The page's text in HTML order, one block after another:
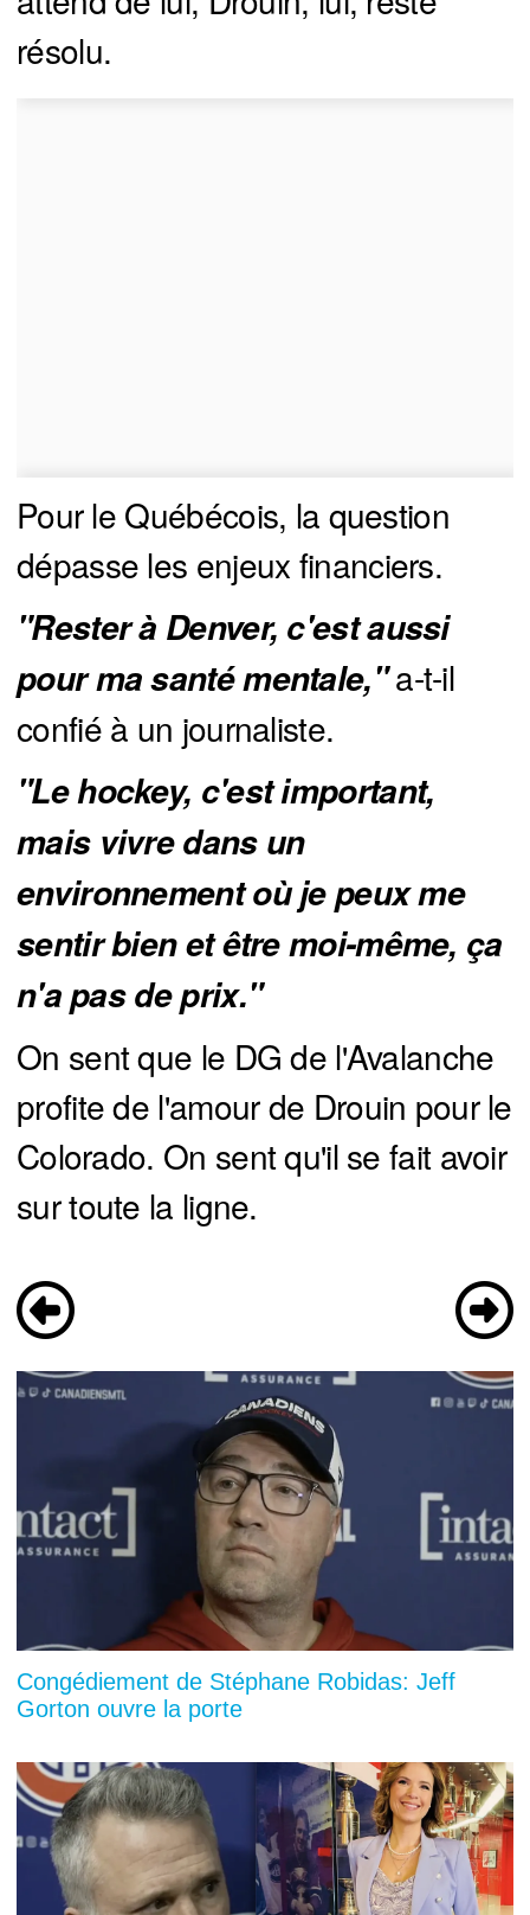
résolu.
Pour le Québécois, la question
dépasse les enjeux financiers.
"Rester à Denver, c'est aussi
pour ma santé mentale,"a-t-il
confié à un journaliste.
"Le hockey, c'est important,
mais vivre dans un
environnement où je peux me
sentir bien et être moi-même, ça
n'a pas de prix."
On sent que le DG de l'Avalanche
profite de l'amour de Drouin pour le
Colorado. On sent qu'il se fait avoir
sur toute la ligne.
Congédiement de Stéphane Robidas: Jeff
Gorton ouvre la porte